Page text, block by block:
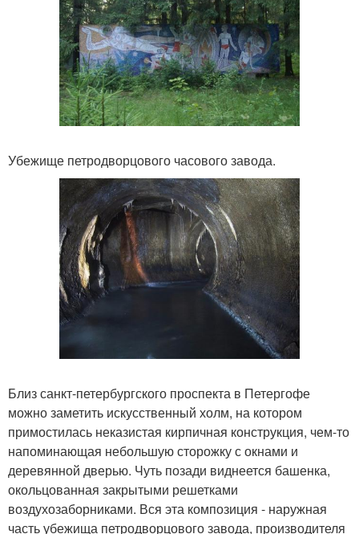
Убежище петродворцового часового завода.
Близ санкт-петербургского проспекта в Петергофе
можно заметить искусственный холм, на котором
примостилась неказистая кирпичная конструкция, чем-то
напоминающая небольшую сторожку с окнами и
деревянной дверью. Чуть позади виднеется башенка,
окольцованная закрытыми решетками
воздухозаборниками. Вся эта композиция - наружная
часть убежища петродворцового завода, производителя